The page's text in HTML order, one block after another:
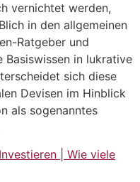
vernichtet werden,
in den allgemeinen
Ratgeber und
Basiswissen in lukrative
sich diese
Devisen im Hinblick
als sogenanntes
| Wie viele